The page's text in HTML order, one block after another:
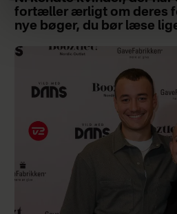
fortæller ærligt om deres
nye bøger, du bør læse